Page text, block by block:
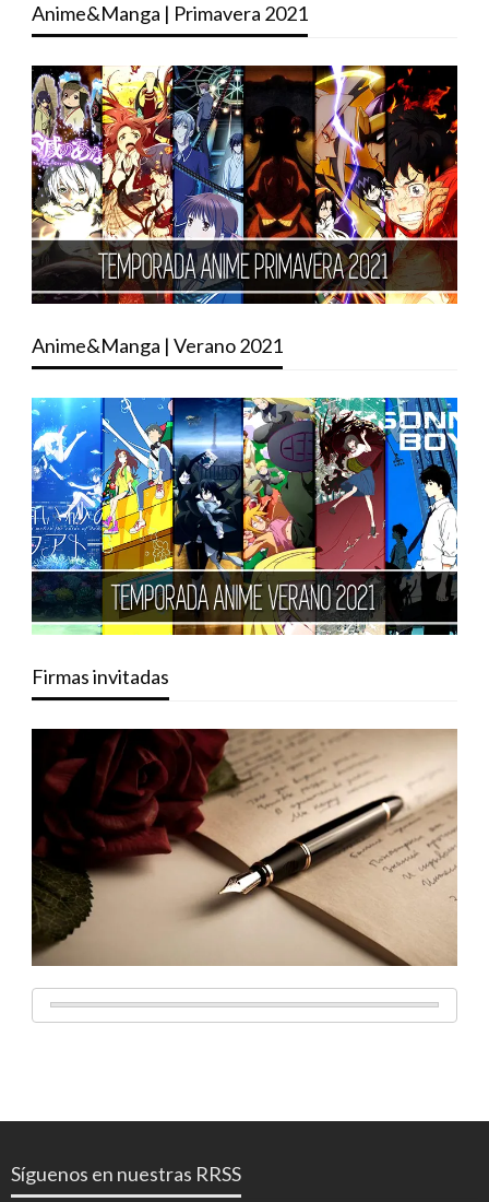
Anime&Manga | Primavera 2021
Anime&Manga | Verano 2021
Firmas invitadas
Síguenos en nuestras RRSS